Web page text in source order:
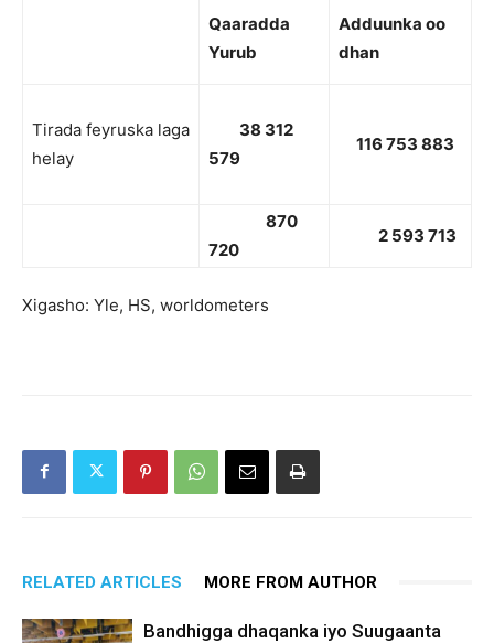
Qaaradda
Yurub
Adduunka oo
dhan
Tirada feyruska laga
helay
38 312
579
116 753 883
870
720
2 593 713
Xigasho: Yle, HS, worldometers
RELATED ARTICLES MORE FROM AUTHOR
Bandhigga dhaqanka iyo Suugaanta